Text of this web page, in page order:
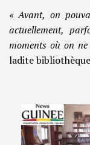
« Avant, on
actuellement,
moments où on
ladite